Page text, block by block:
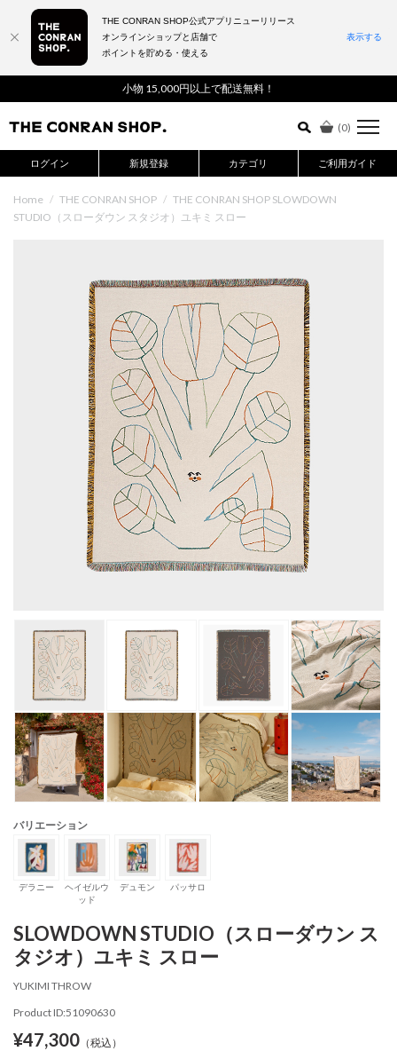
小物 15,000円以上で配送無料！
(0)
ログイン 新規登録 カテゴリ ご利用ガイド
詳細検索はこちら
Home / THE CONRAN SHOP / THE CONRAN SHOP SLOWDOWN
STUDIO（スローダウン スタジオ）ユキミ スロー
バリエーション
デラニー
ヘイゼルウ
ッド
デュモン パッサロ
SLOWDOWN STUDIO（スローダウン ス
タジオ）ユキミ スロー
YUKIMI THROW
Product ID:51090630
¥47,300 （税込）
THE CONRAN SHOP公式アプリニューリリース
オンラインショップと店舗で
ポイントを貯める・使える
表示する